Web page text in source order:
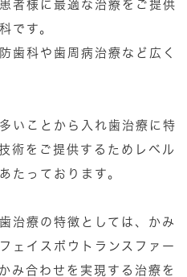
者様に最適な治療をご提供
です。
歯科や歯周病治療など広く
いことから入れ歯治療に特
術をご提供するためレベル
たっております。
治療の特徴としては、かみ
ェイスボウトランスファー
み合わせを実現する治療を